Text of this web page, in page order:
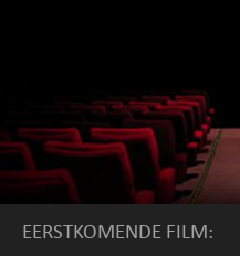
EERSTKOMENDE FILM: